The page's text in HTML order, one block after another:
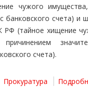
чужого
банковского счета) и
РФ (тайное хищение
счета).
Прокуратура